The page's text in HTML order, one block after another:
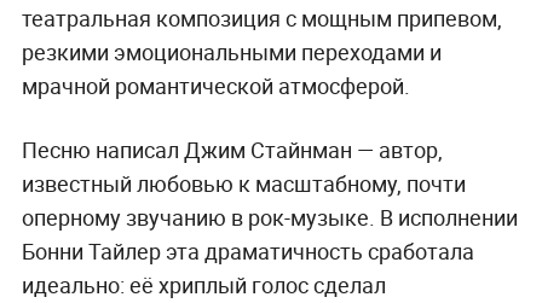
театральная композиция с мощным припевом,
резкими эмоциональными переходами и
мрачной романтической атмосферой.
Песню написал Джим Стайнман — автор,
известный любовью к масштабному, почти
оперному звучанию в рок-музыке. В исполнении
Бонни Тайлер эта драматичность сработала
идеально: её хриплый голос сделал